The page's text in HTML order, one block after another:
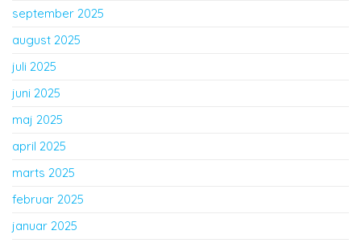
september 2025
august 2025
juli 2025
juni 2025
maj 2025
april 2025
marts 2025
februar 2025
januar 2025